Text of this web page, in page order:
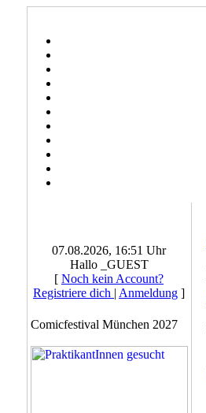
07.08.2026, 16:51 Uhr
Hallo _GUEST
[ Noch kein Account?
Registriere dich | Anmeldung ]
Comicfestival München 2027